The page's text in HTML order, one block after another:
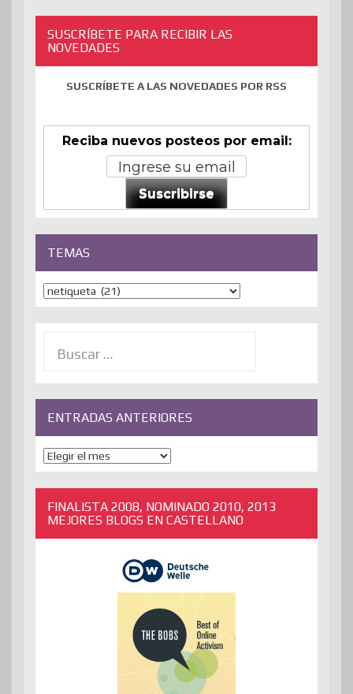
SUSCRÍBETE PARA RECIBIR LAS
NOVEDADES
SUSCRÍBETE A LAS NOVEDADES POR RSS
Reciba nuevos posteos por email:
Suscribirse
TEMAS
Temas
ENTRADAS ANTERIORES
ENTRADAS
ANTERIORES
FINALISTA 2008, NOMINADO 2010, 2013
MEJORES BLOGS EN CASTELLANO